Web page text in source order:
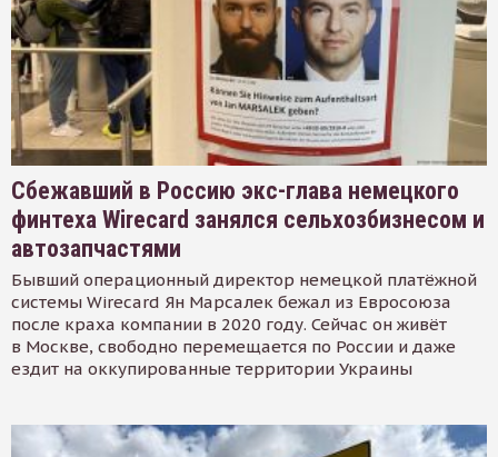
Сбежавший в Россию экс-глава немецкого
финтеха Wirecard занялся сельхозбизнесом и
автозапчастями
Бывший операционный директор немецкой платёжной
системы Wirecard Ян Марсалек бежал из Евросоюза
после краха компании в 2020 году. Сейчас он живёт
в Москве, свободно перемещается по России и даже
ездит на оккупированные территории Украины